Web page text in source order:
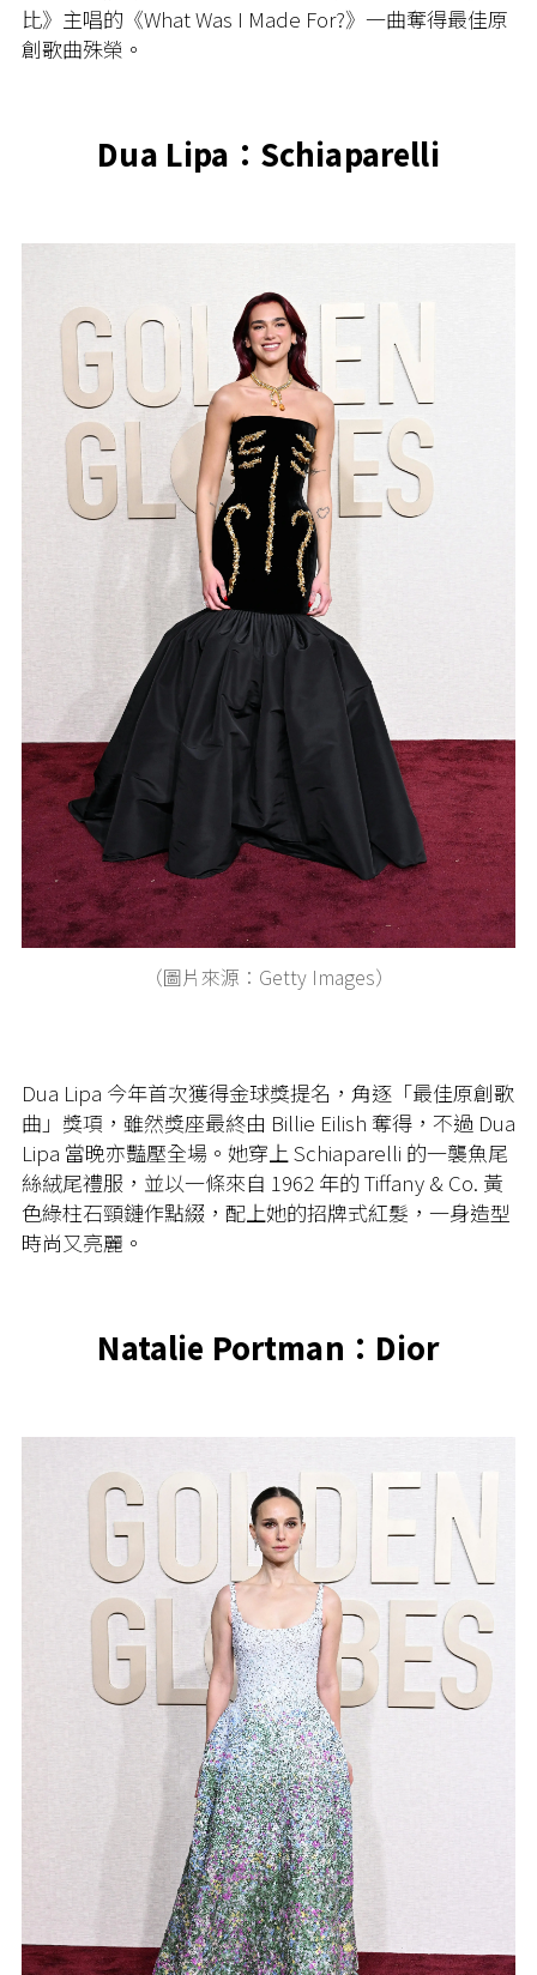
比》主唱的《What Was I Made For?》一曲奪得最佳原
創歌曲殊榮。
Dua Lipa：Schiaparelli
（圖片來源：Getty Images）
Dua Lipa 今年首次獲得金球獎提名，角逐「最佳原創歌
曲」獎項，雖然獎座最終由 Billie Eilish 奪得，不過 Dua
Lipa 當晚亦豔壓全場。她穿上 Schiaparelli 的一襲魚尾
絲絨尾禮服，並以一條來自 1962 年的 Tiffany & Co. 黃
色綠柱石頸鏈作點綴，配上她的招牌式紅髮，一身造型
時尚又亮麗。
Natalie Portman：Dior